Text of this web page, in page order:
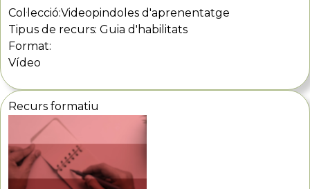
Col·lecció:Videopindoles d'aprenentatge
Tipus de recurs: Guia d'habilitats
Format:
Vídeo
Recurs formatiu